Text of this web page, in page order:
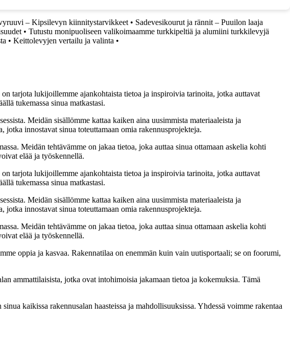
– Kipsilevyn kiinnitystarvikkeet • Sadevesikourut ja rännit – Puuilon laaja
• Tutustu monipuoliseen valikoimaamme turkkipeltiä ja alumiini turkkilevyjä
• Keittolevyjen vertailu ja valinta •
tarjota lukijoillemme ajankohtaista tietoa ja inspiroivia tarinoita, jotka auttavat
tukemassa sinua matkastasi.
Meidän sisällömme kattaa kaiken aina uusimmista materiaaleista ja
innostavat sinua toteuttamaan omia rakennusprojekteja.
Meidän tehtävämme on jakaa tietoa, joka auttaa sinua ottamaan askelia kohti
elää ja työskennellä.
tarjota lukijoillemme ajankohtaista tietoa ja inspiroivia tarinoita, jotka auttavat
tukemassa sinua matkastasi.
Meidän sisällömme kattaa kaiken aina uusimmista materiaaleista ja
innostavat sinua toteuttamaan omia rakennusprojekteja.
Meidän tehtävämme on jakaa tietoa, joka auttaa sinua ottamaan askelia kohti
elää ja työskennellä.
oppia ja kasvaa. Rakennatilaa on enemmän kuin vain uutisportaali; se on foorumi,
ammattilaisista, jotka ovat intohimoisia jakamaan tietoa ja kokemuksia. Tämä
kaikissa rakennusalan haasteissa ja mahdollisuuksissa. Yhdessä voimme rakentaa